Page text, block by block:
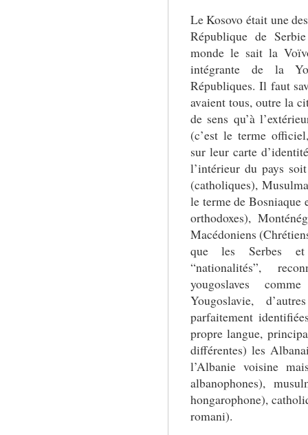
Le Kosovo était une
République de
monde le sait la
intégrante de la
Républiques. Il faut
avaient tous, outre la
de sens qu’à
(c’est le terme
sur leur carte
l’intérieur du pays
(catholiques),
le terme de Bosniaque
orthodoxes),
Macédoniens
que les Serbes et
“nationalités”,
yougoslaves
Yougoslavie,
parfaitement
propre langue,
différentes) les
l’Albanie voisine
albanophones),
hongarophone),
romani).